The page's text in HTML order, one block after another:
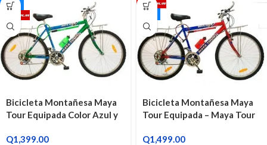
24"
Bicicleta Montañesa Maya
Tour Equipada Color Azul y
Q1,399.00
Bicicleta Montañesa Maya
Tour Equipada – Maya Tour
Q1,499.00